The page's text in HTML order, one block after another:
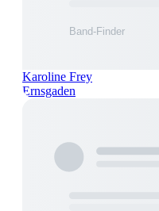
Karoline Frey
Ernsgaden